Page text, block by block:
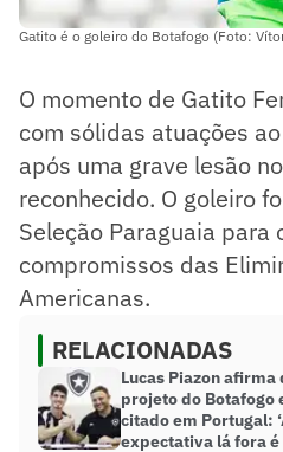
Gatito é o goleiro do Botafogo (Foto:
O momento de Gatito
com sólidas atuações
após uma grave lesão
reconhecido. O goleiro
Seleção Paraguaia para
compromissos das
Americanas.
RELACIONADAS
Lucas Piazon afirma
projeto do Botafogo
citado em Portugal:
expectativa lá fora é